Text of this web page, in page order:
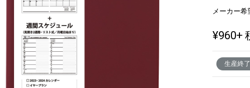
メーカー
¥960+
生産終